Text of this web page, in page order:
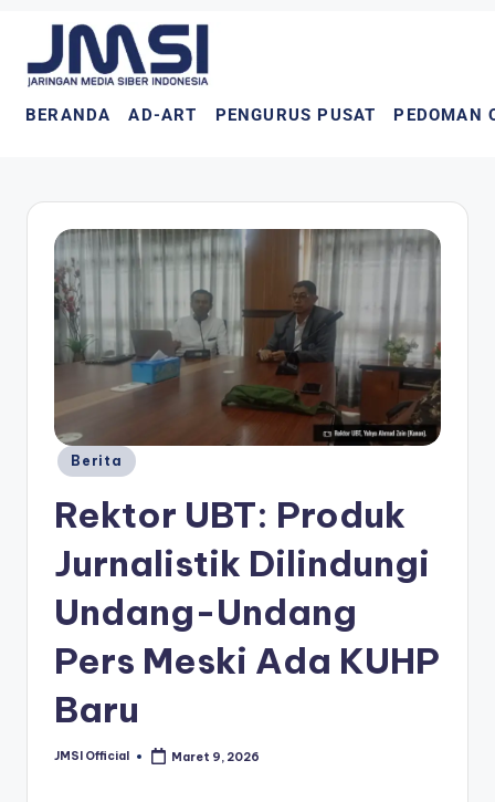
BERANDA AD-ART PENGURUS PUSAT PEDOMAN
Berita
Rektor UBT: Produk
Jurnalistik Dilindungi
Undang-Undang
Pers Meski Ada KUHP
Baru
JMSI Official Maret 9, 2026